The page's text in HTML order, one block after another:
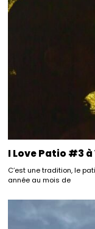
I Love Patio #3
C’est une tradition, le
année au mois de